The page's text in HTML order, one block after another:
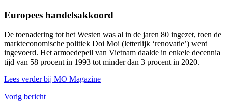
Europees handelsakkoord
De toenadering tot het Westen was al in de jaren 80 ingezet, toen de
markteconomische politiek Doi Moi (letterlijk ‘renovatie’) werd
ingevoerd. Het armoedepeil van Vietnam daalde in enkele decennia
tijd van 58 procent in 1993 tot minder dan 3 procent in 2020.
Lees verder bij MO Magazine
Vorig bericht